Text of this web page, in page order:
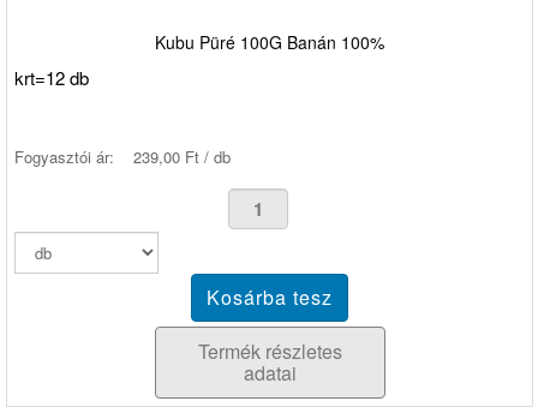
Kubu Püré 100G Banán 100%
krt=12 db
Fogyasztói ár: 239,00 Ft / db
Termék részletes
adatai